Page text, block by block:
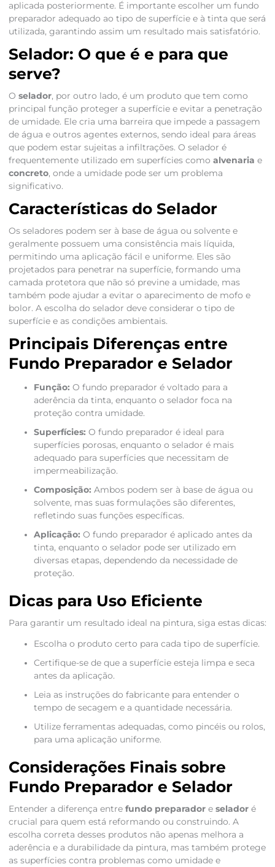
aplicada posteriormente. É importante escolher um fundo
preparador adequado ao tipo de superfície e à tinta que será
utilizada, garantindo assim um resultado mais satisfatório.
Selador: O que é e para que
serve?
O selador, por outro lado, é um produto que tem como
principal função proteger a superfície e evitar a penetração
de umidade. Ele cria uma barreira que impede a passagem
de água e outros agentes externos, sendo ideal para áreas
que podem estar sujeitas a infiltrações. O selador é
frequentemente utilizado em superfícies como alvenaria e
concreto, onde a umidade pode ser um problema
significativo.
Características do Selador
Os seladores podem ser à base de água ou solvente e
geralmente possuem uma consistência mais líquida,
permitindo uma aplicação fácil e uniforme. Eles são
projetados para penetrar na superfície, formando uma
camada protetora que não só previne a umidade, mas
também pode ajudar a evitar o aparecimento de mofo e
bolor. A escolha do selador deve considerar o tipo de
superfície e as condições ambientais.
Principais Diferenças entre
Fundo Preparador e Selador
Função: O fundo preparador é voltado para a
aderência da tinta, enquanto o selador foca na
proteção contra umidade.
Superfícies: O fundo preparador é ideal para
superfícies porosas, enquanto o selador é mais
adequado para superfícies que necessitam de
impermeabilização.
Composição: Ambos podem ser à base de água ou
solvente, mas suas formulações são diferentes,
refletindo suas funções específicas.
Aplicação: O fundo preparador é aplicado antes da
tinta, enquanto o selador pode ser utilizado em
diversas etapas, dependendo da necessidade de
proteção.
Dicas para Uso Eficiente
Para garantir um resultado ideal na pintura, siga estas dicas:
Escolha o produto certo para cada tipo de superfície.
Certifique-se de que a superfície esteja limpa e seca
antes da aplicação.
Leia as instruções do fabricante para entender o
tempo de secagem e a quantidade necessária.
Utilize ferramentas adequadas, como pincéis ou rolos,
para uma aplicação uniforme.
Considerações Finais sobre
Fundo Preparador e Selador
Entender a diferença entre fundo preparadore seladoré
crucial para quem está reformando ou construindo. A
escolha correta desses produtos não apenas melhora a
aderência e a durabilidade da pintura, mas também protege
as superfícies contra problemas como umidade e